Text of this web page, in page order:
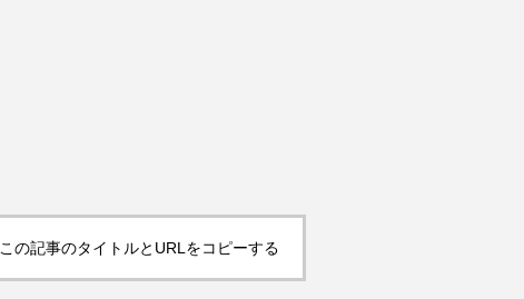
この記事のタイトルとURLをコピーする